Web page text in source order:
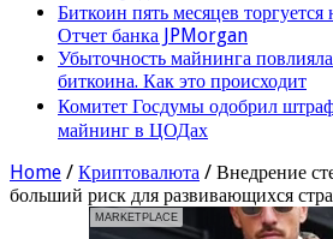
Биткоин пять месяцев
Отчет банка JPMorgan
Убыточность майнинга
биткоина. Как это происходит
Комитет Госдумы одобрил
майнинг в ЦОДах
Home / Криптовалюта / Внедрение
больший риск для развивающихся
MARKETPLACE